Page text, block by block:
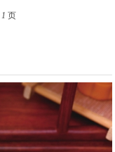
1 页